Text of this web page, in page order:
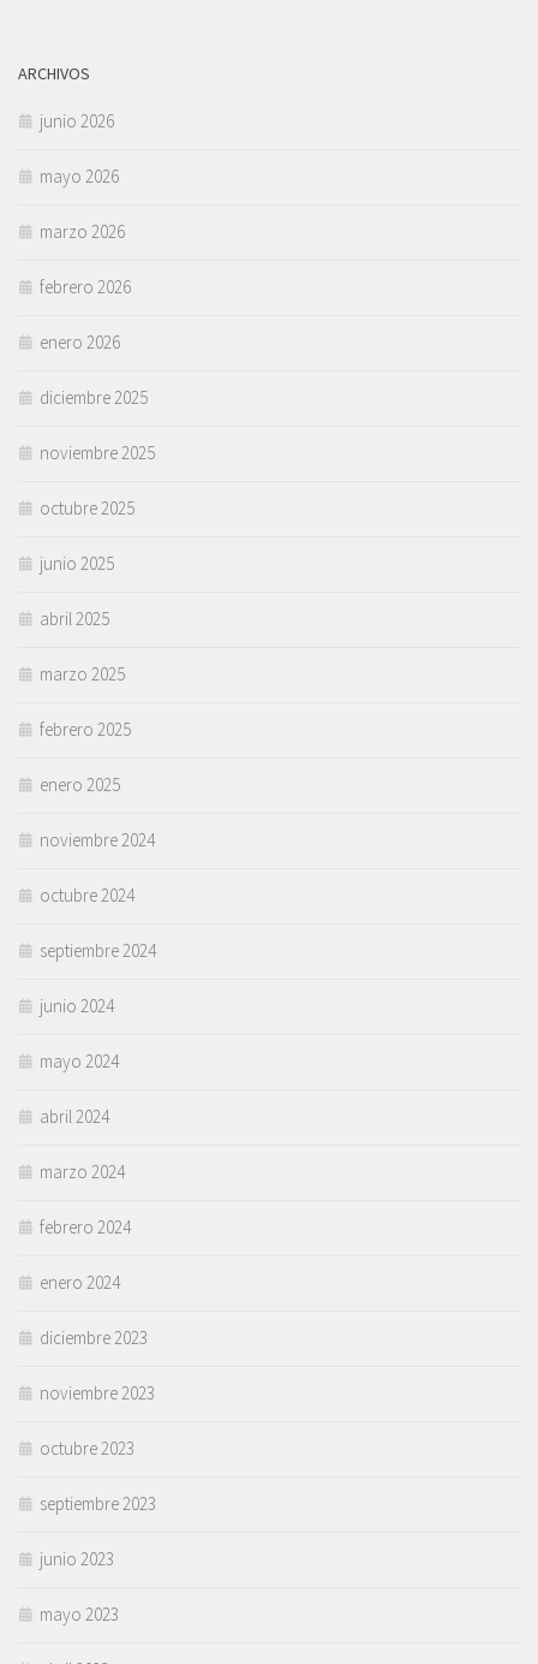
ARCHIVOS
junio 2026
mayo 2026
marzo 2026
febrero 2026
enero 2026
diciembre 2025
noviembre 2025
octubre 2025
junio 2025
abril 2025
marzo 2025
febrero 2025
enero 2025
noviembre 2024
octubre 2024
septiembre 2024
junio 2024
mayo 2024
abril 2024
marzo 2024
febrero 2024
enero 2024
diciembre 2023
noviembre 2023
octubre 2023
septiembre 2023
junio 2023
mayo 2023